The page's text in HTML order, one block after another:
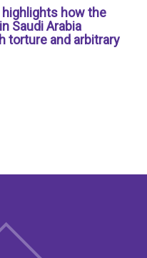
how the
Saudi Arabia
torture and arbitrary